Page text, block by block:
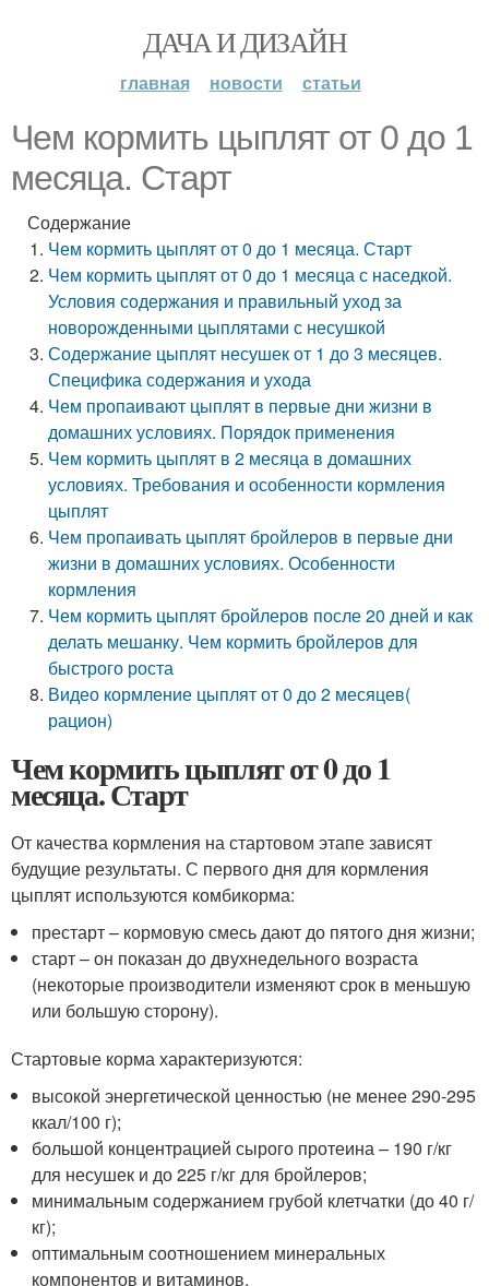
ДАЧА И ДИЗАЙН
главная новости статьи
Чем кормить цыплят от 0 до 1
месяца. Старт
Содержание
Чем кормить цыплят от 0 до 1 месяца. Старт
Чем кормить цыплят от 0 до 1 месяца с наседкой.
Условия содержания и правильный уход за
новорожденными цыплятами с несушкой
Содержание цыплят несушек от 1 до 3 месяцев.
Специфика содержания и ухода
Чем пропаивают цыплят в первые дни жизни в
домашних условиях. Порядок применения
Чем кормить цыплят в 2 месяца в домашних
условиях. Требования и особенности кормления
цыплят
Чем пропаивать цыплят бройлеров в первые дни
жизни в домашних условиях. Особенности
кормления
Чем кормить цыплят бройлеров после 20 дней и как
делать мешанку. Чем кормить бройлеров для
быстрого роста
Видео кормление цыплят от 0 до 2 месяцев(
рацион)
Чем кормить цыплят от 0 до 1
месяца. Старт
От качества кормления на стартовом этапе зависят
будущие результаты. С первого дня для кормления
цыплят используются комбикорма:
престарт – кормовую смесь дают до пятого дня жизни;
старт – он показан до двухнедельного возраста
(некоторые производители изменяют срок в меньшую
или большую сторону).
Стартовые корма характеризуются:
высокой энергетической ценностью (не менее 290-295
ккал/100 г);
большой концентрацией сырого протеина – 190 г/кг
для несушек и до 225 г/кг для бройлеров;
минимальным содержанием грубой клетчатки (до 40 г/
кг);
оптимальным соотношением минеральных
компонентов и витаминов.